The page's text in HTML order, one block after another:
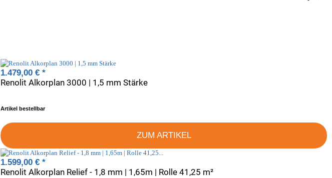
Renolit Alkorplan 3000 | 1,5 mm Stärke
1.479,00 € *
Artikel bestellbar
ZUM ARTIKEL
Renolit Alkorplan Relief - 1,8 mm | 1,65m | Rolle 41,25 m²
1.599,00 € *